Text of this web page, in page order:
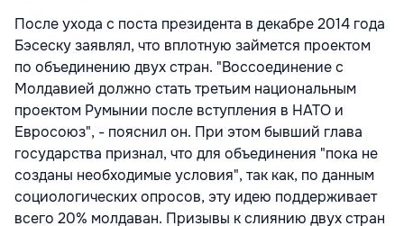
После ухода с поста президента в декабре 2014 года
Бэсеску заявлял, что вплотную займется проектом
по объединению двух стран. "Воссоединение с
Молдавией должно стать третьим национальным
проектом Румынии после вступления в НАТО и
Евросоюз", - пояснил он. При этом бывший глава
государства признал, что для объединения "пока не
созданы необходимые условия", так как, по данным
социологических опросов, эту идею поддерживает
всего 20% молдаван. Призывы к слиянию двух стран